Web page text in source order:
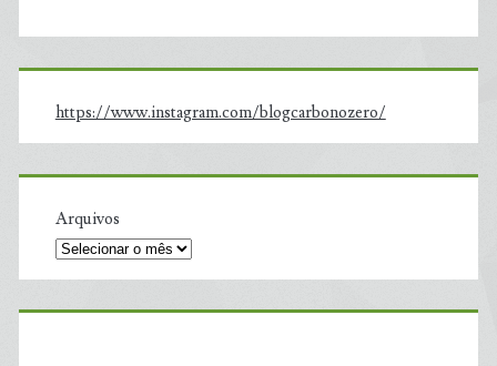
https://www.instagram.com/blogcarbonozero/
Arquivos